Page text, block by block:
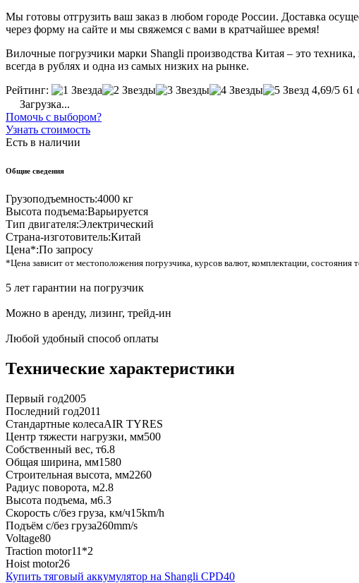
Мы готовы отгрузить ваш заказ в любом городе России. Доставка
через форму на сайте и мы свяжемся с вами в кратчайшее время!
Вилочные погрузчики марки Shangli производства Китая – это
всегда в рублях и одна из самых низких на рынке.
Рейтинг:
4,69/5 61
Загрузка...
Помочь с выбором?
Узнать стоимость
Есть в наличии
Общие сведения
Грузоподъемность:4000 кг
Высота подъема:Варьируется
Тип двигателя:Электрический
Страна-изготовитель:Китай
Цена*:По запросу
*Цена зависит от местоположения погрузчика, курсов валют, комплектации, состояния
5 лет гарантии на погрузчик
Можно в аренду, лизинг, трейд-ин
Любой удобный способ оплаты
Технические характеристики
Первый год2005
Последний год2011
Стандартные колесаAIR TYRES
Центр тяжести нагрузки, мм500
Собственный вес, т6.8
Общая ширина, мм1580
Строительная высота, мм2260
Радиус поворота, м2.8
Высота подъема, м6.3
Скорость с/без груза, км/ч15km/h
Подъём с/без груза260mm/s
Voltage80
Traction motor11*2
Hoist motor26
Купить тяговый аккумулятор на Shangli CPD40